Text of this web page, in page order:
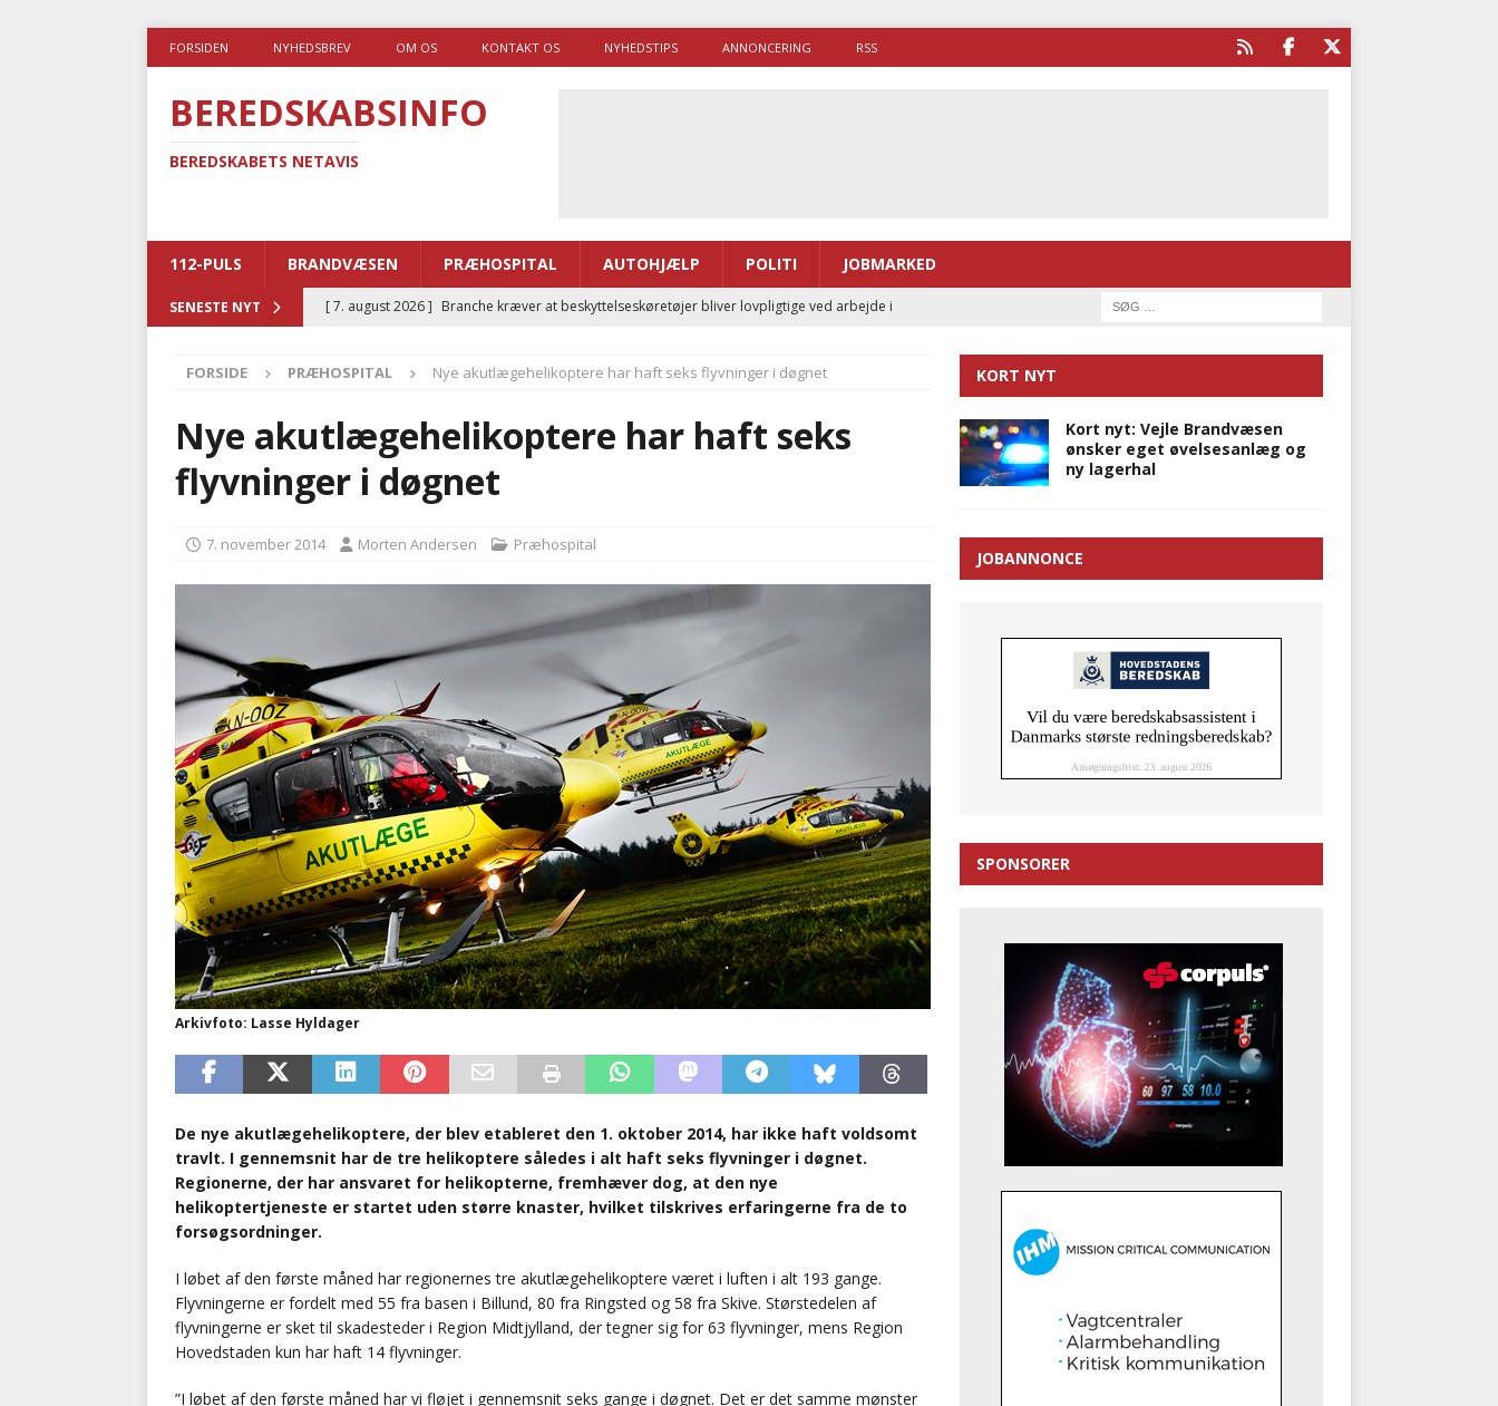
FORSIDEN NYHEDSBREV OM OS KONTAKT OS NYHEDSTIPS ANNONCERING RSS
BEREDSKABSINFO
BEREDSKABETS NETAVIS
112-PULS BRANDVÆSEN PRÆHOSPITAL AUTOHJÆLP POLITI JOBMARKED
SENESTE NYT [ 7. august 2026 ] Branche kræver at beskyttelseskøretøjer bliver lovpligtige ved arbejde i
[ 6. august 2026 ] Brandvæsenernes gennemsnitlige responstid steg med 9 sekunder i 2025
BRANDVÆSEN
[ 5. august 2026 ]
Advarer: Udløb af sygetransporttilladelser kan sende 400.000 kørsler over
i det offentlige
PRÆHOSPITAL
[ 5. august 2026 ]
Ny ambulance og el-sygetransportvogn til Samsø
FORSIDE PRÆHOSPITAL Nye akutlægehelikoptere har haft seks flyvninger i døgnet
Nye akutlægehelikoptere har haft seks
flyvninger i døgnet
7. november 2014 Morten Andersen Præhospital
Arkivfoto: Lasse Hyldager
De nye akutlægehelikoptere, der blev etableret den 1. oktober 2014, har ikke haft voldsomt
travlt. I gennemsnit har de tre helikoptere således i alt haft seks flyvninger i døgnet.
Regionerne, der har ansvaret for helikopterne, fremhæver dog, at den nye
helikoptertjeneste er startet uden større knaster, hvilket tilskrives erfaringerne fra de to
forsøgsordninger.
I løbet af den første måned har regionernes tre akutlægehelikoptere været i luften i alt 193 gange.
Flyvningerne er fordelt med 55 fra basen i Billund, 80 fra Ringsted og 58 fra Skive. Størstedelen af
flyvningerne er sket til skadesteder i Region Midtjylland, der tegner sig for 63 flyvninger, mens Region
Hovedstaden kun har haft 14 flyvninger.
”I løbet af den første måned har vi fløjet i gennemsnit seks gange i døgnet. Det er det samme mønster
KORT NYT
Kort nyt: Vejle Brandvæsen
ønsker eget øvelsesanlæg og
ny lagerhal
JOBANNONCE
SPONSORER